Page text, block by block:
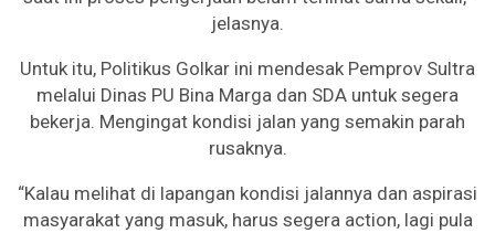
jelasnya.
Untuk itu, Politikus Golkar ini mendesak Pemprov Sultra
melalui Dinas PU Bina Marga dan SDA untuk segera
bekerja. Mengingat kondisi jalan yang semakin parah
rusaknya.
“Kalau melihat di lapangan kondisi jalannya dan aspirasi
masyarakat yang masuk, harus segera action, lagi pula